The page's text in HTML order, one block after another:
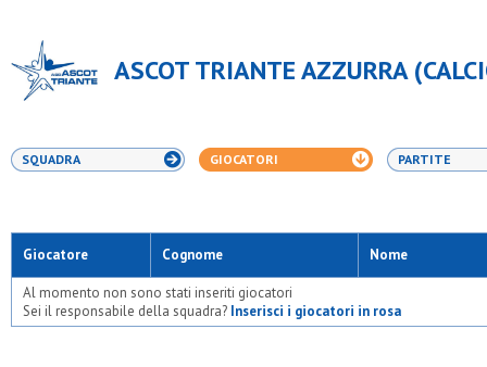
ASCOT TRIANTE AZZURRA
SQUADRA GIOCATORI PARTITE
Giocatore Cognome Nome
Al momento non sono stati inseriti giocatori
Sei il responsabile della squadra? Inserisci i giocatori in rosa